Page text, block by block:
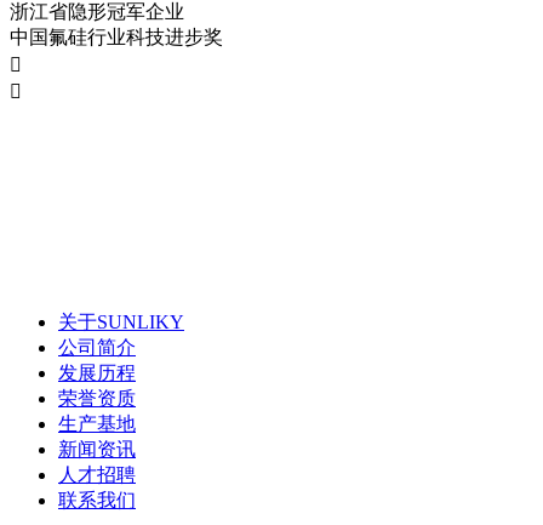
浙江省隐形冠军企业
中国氟硅行业科技进步奖


关于SUNLIKY
公司简介
发展历程
荣誉资质
生产基地
新闻资讯
人才招聘
联系我们